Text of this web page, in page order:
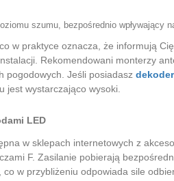
szumu, bezpośrednio wpływający
w praktyce oznacza, że informują
Rekomendowani monterzy
pogodowych. Jeśli posiadasz
jest wystarczająco wysoki.
LED
w sklepach internetowych z
F. Zasilanie pobierają
w przybliżeniu odpowiada sile